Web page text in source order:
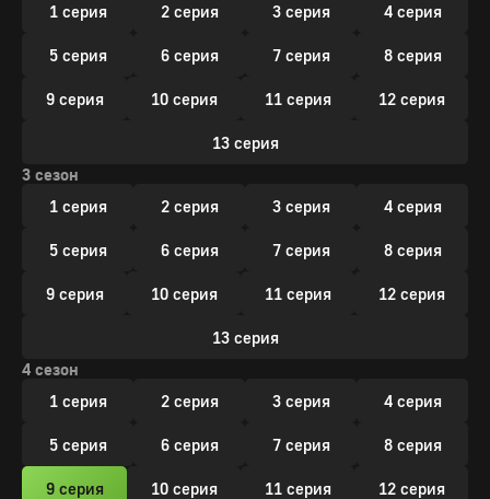
1 серия
2 серия 3 серия 4 серия
5 серия 6 серия 7 серия 8 серия
9 серия 10 серия 11 серия 12 серия
13 серия
3 сезон
1 серия
2 серия 3 серия 4 серия
5 серия 6 серия 7 серия 8 серия
9 серия 10 серия 11 серия 12 серия
13 серия
4 сезон
1 серия
2 серия 3 серия 4 серия
5 серия 6 серия 7 серия 8 серия
9 серия 10 серия 11 серия 12 серия